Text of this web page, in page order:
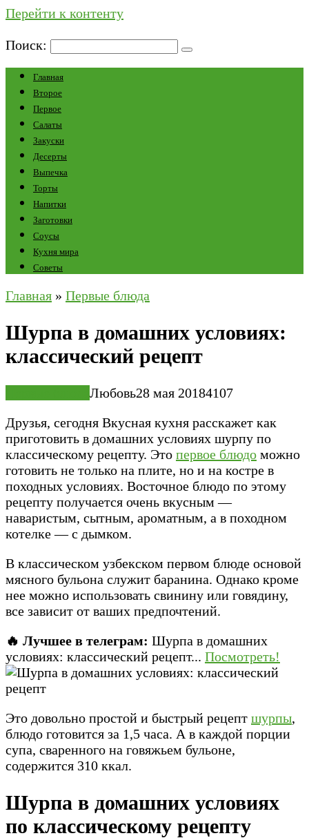
Перейти к контенту
Поиск:
Главная
Второе
Первое
Салаты
Закуски
Десерты
Выпечка
Торты
Напитки
Заготовки
Соусы
Кухня мира
Советы
Главная » Первые блюда
Шурпа в домашних условиях:
классический рецепт
Любовь28 мая 20184107
Друзья, сегодня Вкусная кухня расскажет как
приготовить в домашних условиях шурпу по
классическому рецепту. Это первое блюдо можно
готовить не только на плите, но и на костре в
походных условиях. Восточное блюдо по этому
рецепту получается очень вкусным —
наваристым, сытным, ароматным, а в походном
котелке — с дымком.
В классическом узбекском первом блюде основой
мясного бульона служит баранина. Однако кроме
нее можно использовать свинину или говядину,
все зависит от ваших предпочтений.
🔥 Лучшее в телеграм: Шурпа в домашних
условиях: классический рецепт... Посмотреть!
Это довольно простой и быстрый рецепт шурпы,
блюдо готовится за 1,5 часа. А в каждой порции
супа, сваренного на говяжьем бульоне,
содержится 310 ккал.
Шурпа в домашних условиях
по классическому рецепту